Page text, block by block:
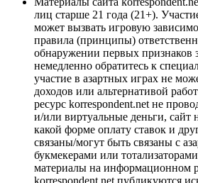
лиц старше 21 года (21+).
может вызвать игровую
правила (принципы)
обнаружении первых признаков
немедленно обратитесь к
участие в азартных играх не
доходов или альтернативой
ресурс korrespondent.net не
и/или виртуальные деньги, сайт
какой форме оплату ставок и
связаны/могут быть связаны с
букмекерами или
материалы на информационном
korrespondent.net публикуются